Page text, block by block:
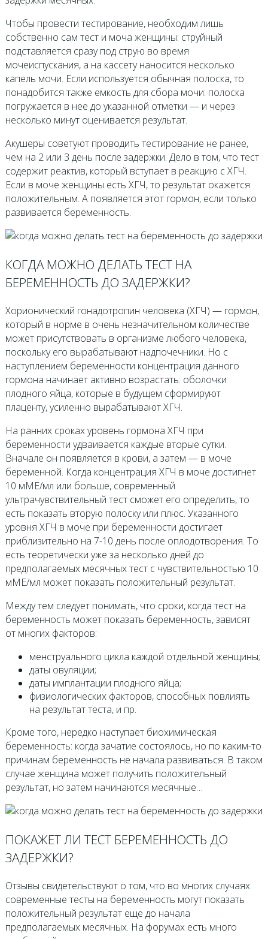
Чтобы провести тестирование, необходим лишь
собственно сам тест и моча женщины: струйный
подставляется сразу под струю во время
мочеиспускания, а на кассету наносится несколько
капель мочи. Если используется обычная полоска, то
понадобится также емкость для сбора мочи: полоска
погружается в нее до указанной отметки — и через
несколько минут оценивается результат.
Акушеры советуют проводить тестирование не ранее,
чем на 2 или 3 день после задержки. Дело в том, что тест
содержит реактив, который вступает в реакцию с ХГЧ.
Если в моче женщины есть ХГЧ, то результат окажется
положительным. А появляется этот гормон, если только
развивается беременность.
КОГДА МОЖНО ДЕЛАТЬ ТЕСТ НА
БЕРЕМЕННОСТЬ ДО ЗАДЕРЖКИ?
Хорионический гонадотропин человека (ХГЧ) — гормон,
который в норме в очень незначительном количестве
может присутствовать в организме любого человека,
поскольку его вырабатывают надпочечники. Но с
наступлением беременности концентрация данного
гормона начинает активно возрастать: оболочки
плодного яйца, которые в будущем сформируют
плаценту, усиленно вырабатывают ХГЧ.
На ранних сроках уровень гормона ХГЧ при
беременности удваивается каждые вторые сутки.
Вначале он появляется в крови, а затем — в моче
беременной. Когда концентрация ХГЧ в моче достигнет
10 мМЕ/мл или больше, современный
ультрачувствительный тест сможет его определить, то
есть показать вторую полоску или плюс. Указанного
уровня ХГЧ в моче при беременности достигает
приблизительно на 7-10 день после оплодотворения. То
есть теоретически уже за несколько дней до
предполагаемых месячных тест с чувствительностью 10
мМЕ/мл может показать положительный результат.
Между тем следует понимать, что сроки, когда тест на
беременность может показать беременность, зависят
от многих факторов:
менструального цикла каждой отдельной женщины;
даты овуляции;
даты имплантации плодного яйца;
физиологических факторов, способных повлиять
на результат теста, и пр.
Кроме того, нередко наступает биохимическая
беременность: когда зачатие состоялось, но по каким-то
причинам беременность не начала развиваться. В таком
случае женщина может получить положительный
результат, но затем начинаются месячные…
ПОКАЖЕТ ЛИ ТЕСТ БЕРЕМЕННОСТЬ ДО
ЗАДЕРЖКИ?
Отзывы свидетельствуют о том, что во многих случаях
современные тесты на беременность могут показать
положительный результат еще до начала
предполагаемых месячных. На форумах есть много